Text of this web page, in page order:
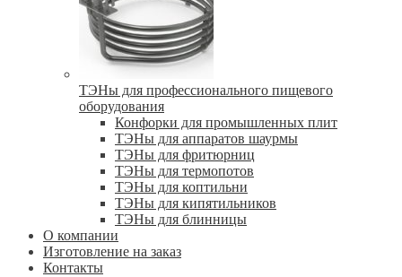
ТЭНы для профессионального пищевого
оборудования
Конфорки для промышленных плит
ТЭНы для аппаратов шаурмы
ТЭНы для фритюрниц
ТЭНы для термопотов
ТЭНы для коптильни
ТЭНы для кипятильников
ТЭНы для блинницы
О компании
Изготовление на заказ
Контакты